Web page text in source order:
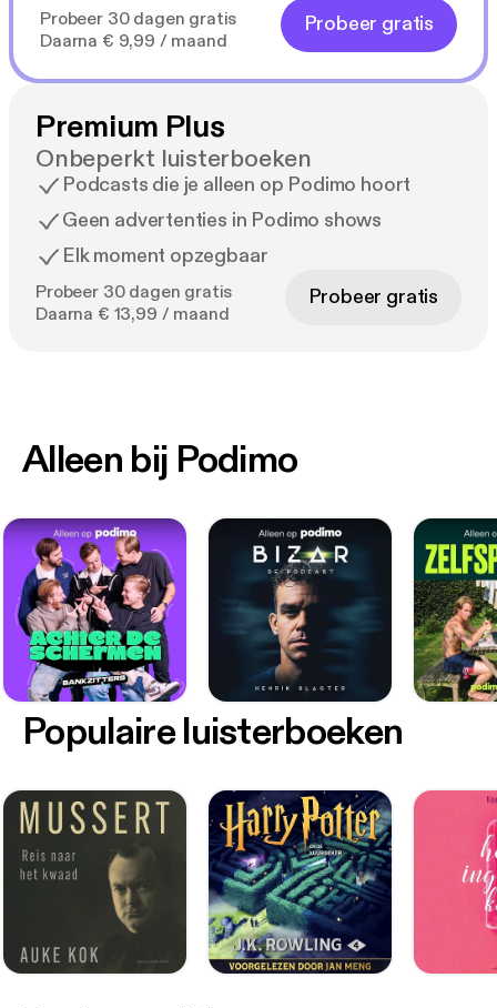
Probeer 30 dagen gratis
Daarna € 9,99 / maand
Probeer gratis
Premium Plus
Onbeperkt luisterboeken
Podcasts die je alleen op Podimo hoort
Geen advertenties in Podimo shows
Elk moment opzegbaar
Probeer 30 dagen gratis
Daarna € 13,99 / maand
Probeer gratis
Alleen bij Podimo
Populaire luisterboeken